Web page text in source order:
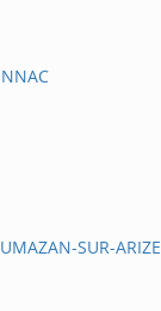
SUR-ARIZE